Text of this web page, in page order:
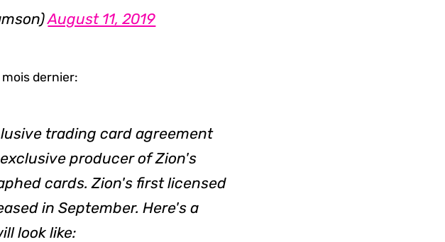
August 11, 2019
dernier:
trading card agreement
producer of Zion's
cards. Zion's first licensed
in September. Here's a
look like: